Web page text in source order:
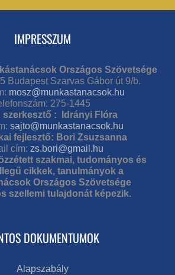
IMPRESSZUM
Országos Szövetsége
Budapest Szarvas Gábor út 9/b.
mosz@munkastanacsok.hu
275-1445
szerkesztő : Idrányi Flóra
sajto@munkastanacsok.hu
fejlesztő: Bori Zsuzsanna
cím: zs.bori@gmail.hu
szakmai, tudományos és
cikkek, tanulmányok a
Országos Szövetsége
szellemi tulajdonát képezik.
DOKUMENTUMOK
Alapszabály